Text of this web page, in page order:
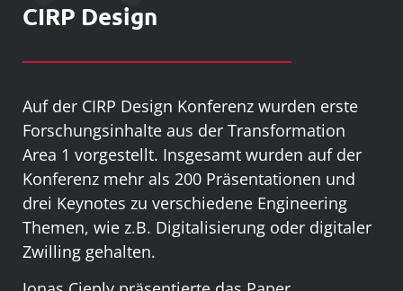
CIRP Design
Auf der CIRP Design Konferenz wurden erste
Forschungsinhalte aus der Transformation
Area 1 vorgestellt. Insgesamt wurden auf der
Konferenz mehr als 200 Präsentationen und
drei Keynotes zu verschiedene Engineering
Themen, wie z.B. Digitalisierung oder digitaler
Zwilling gehalten.